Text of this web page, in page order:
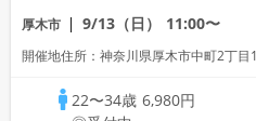
ーティー
厚木市 9/13（日） 11:00〜
開催地住所：神奈川県厚木市中町2丁
22〜34歳 6,980円